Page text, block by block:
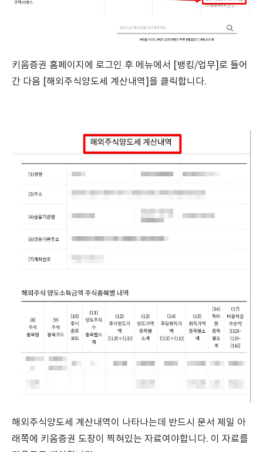
키움증권 홈페이지에 로그인 후 메뉴에서 [뱅킹/업무]로 들어
간 다음 [해외주식양도세 계산내역]을 클릭합니다.
해외주식양도세 계산내역이 나타나는데 반드시 문서 제일 아
래쪽에 키움증권 도장이 찍혀있는 자료여야합니다. 이 자료를